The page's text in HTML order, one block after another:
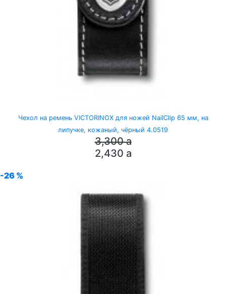
Чехол на ремень VICTORINOX для ножей NailClip 65 мм, на
липучке, кожаный, чёрный 4.0519
3,300a
2,430 a
-26 %